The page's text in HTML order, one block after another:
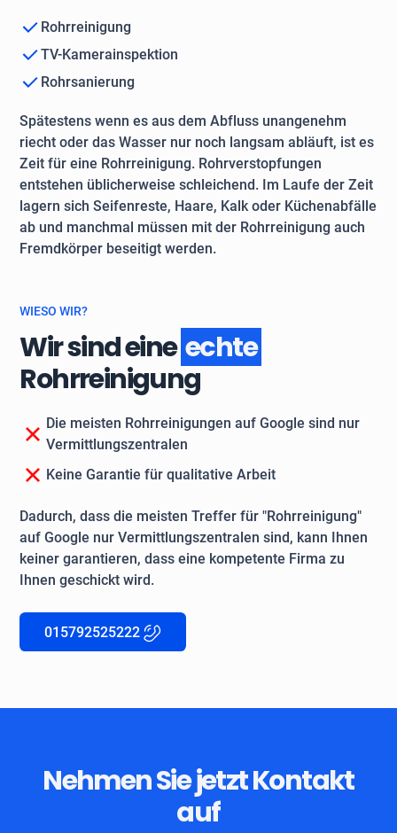
Rohrreinigung
TV-Kamerainspektion
Rohrsanierung
Spätestens wenn es aus dem Abfluss unangenehm
riecht oder das Wasser nur noch langsam abläuft, ist es
Zeit für eine Rohrreinigung. Rohrverstopfungen
entstehen üblicherweise schleichend. Im Laufe der Zeit
lagern sich Seifenreste, Haare, Kalk oder Küchenabfälle
ab und manchmal müssen mit der Rohrreinigung auch
Fremdkörper beseitigt werden.
WIESO WIR?
Wir sind eineechte
Rohrreinigung
Die meisten Rohrreinigungen auf Google sind nur
Vermittlungszentralen
Keine Garantie für qualitative Arbeit
Dadurch, dass die meisten Treffer für "Rohrreinigung"
auf Google nur Vermittlungszentralen sind, kann Ihnen
keiner garantieren, dass eine kompetente Firma zu
Ihnen geschickt wird.
015792525222
Nehmen Sie jetzt Kontakt
auf